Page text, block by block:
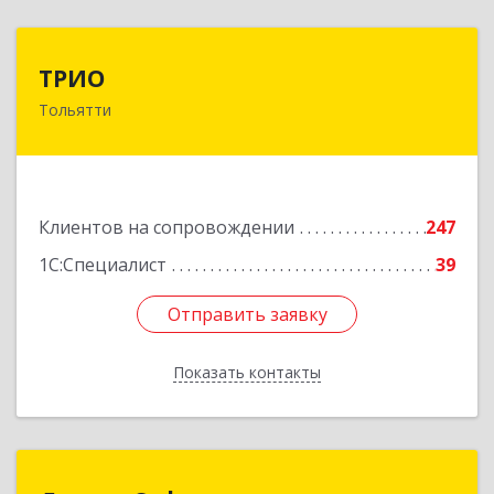
ТРИО
Тольятти
Клиентов на сопровождении
247
1С:Специалист
39
Отправить заявку
Показать контакты
Отправить заявку
Назад